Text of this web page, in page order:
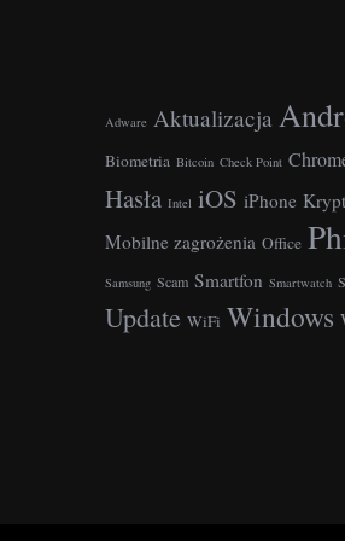
Adware Aktualizacja
Biometria Bitcoin Check Point
Hasła Intel iOS iPhone
Mobilne zagrożenia Office
Samsung Scam Smartfon Smartwatch
Update WiFi Windows